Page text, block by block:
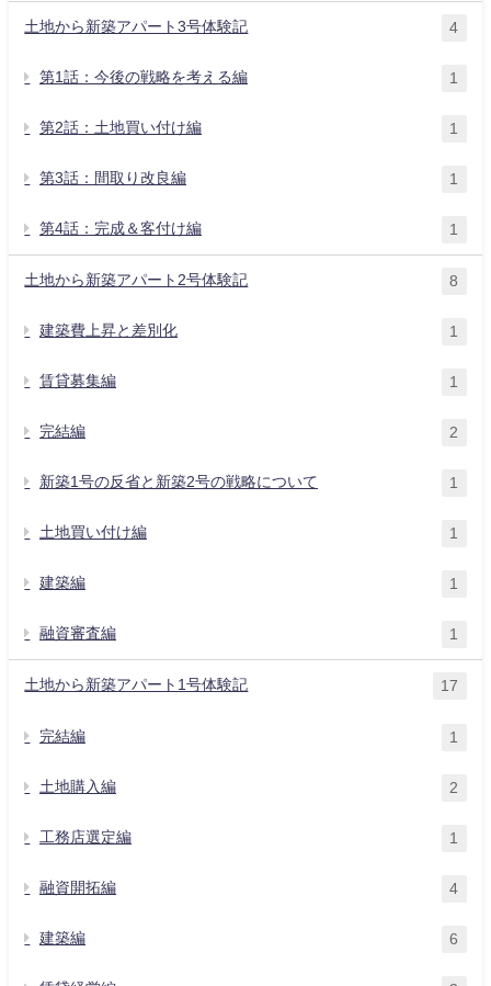
土地から新築アパート3号体験記 4
第1話：今後の戦略を考える編 1
第2話：土地買い付け編 1
第3話：間取り改良編 1
第4話：完成＆客付け編 1
土地から新築アパート2号体験記 8
建築費上昇と差別化 1
賃貸募集編 1
完結編 2
新築1号の反省と新築2号の戦略について 1
土地買い付け編 1
建築編 1
融資審査編 1
土地から新築アパート1号体験記 17
完結編 1
土地購入編 2
工務店選定編 1
融資開拓編 4
建築編 6